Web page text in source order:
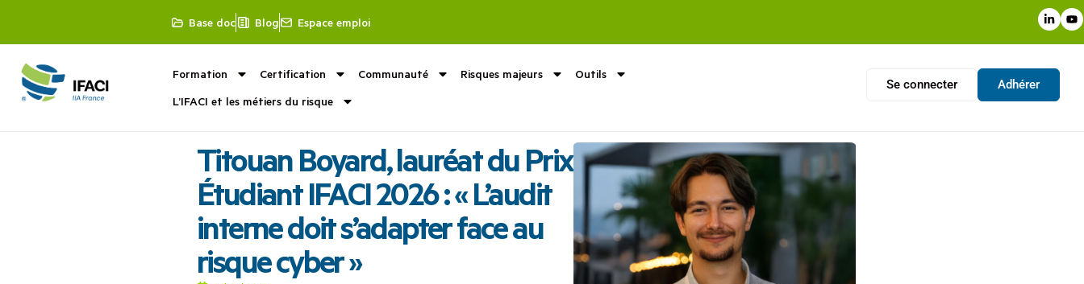
Base doc Blog Espace emploi
Formation Certification Communauté Risques majeurs
Outils
L’IFACI et les métiers du risque
Se connecter Adhérer
Titouan Boyard, lauréat du Prix
Étudiant IFACI 2026 : « L’audit
interne doit s’adapter face au
risque cyber »